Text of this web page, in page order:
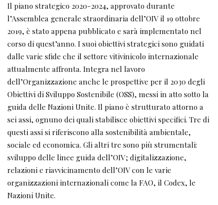
Il piano strategico 2020-2024, approvato durante
l’Assemblea generale straordinaria dell’OIV il 19 ottobre
2019, è stato appena pubblicato e sarà implementato nel
corso di quest’anno. I suoi obiettivi strategici sono guidati
dalle varie sfide che il settore vitivinicolo internazionale
attualmente affronta. Integra nel lavoro
dell’Organizzazione anche le prospettive per il 2030 degli
Obiettivi di Sviluppo Sostenibile (OSS), messi in atto sotto la
guida delle Nazioni Unite. Il piano è strutturato attorno a
sei assi, ognuno dei quali stabilisce obiettivi specifici. Tre di
questi assi si riferiscono alla sostenibilità ambientale,
sociale ed economica. Gli altri tre sono più strumentali:
sviluppo delle linee guida dell’OIV; digitalizzazione,
relazioni e riavvicinamento dell’OIV con le varie
organizzazioni internazionali come la FAO, il Codex, le
Nazioni Unite.